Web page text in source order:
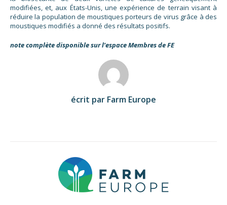
modifiées, et, aux États-Unis, une expérience de terrain visant à
réduire la population de moustiques porteurs de virus grâce à des
moustiques modifiés a donné des résultats positifs.
note complète disponible sur l’espace Membres de FE
écrit par Farm Europe